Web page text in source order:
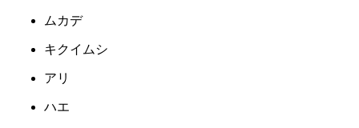
ムカデ
キクイムシ
アリ
ハエ